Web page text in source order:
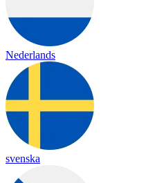
Nederlands
svenska